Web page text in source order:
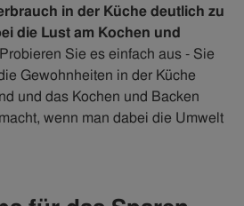
in der Küche deutlich zu
die Lust am Kochen und
Probieren Sie es einfach aus - Sie
Gewohnheiten in der Küche
und das Kochen und Backen
wenn man dabei die Umwelt